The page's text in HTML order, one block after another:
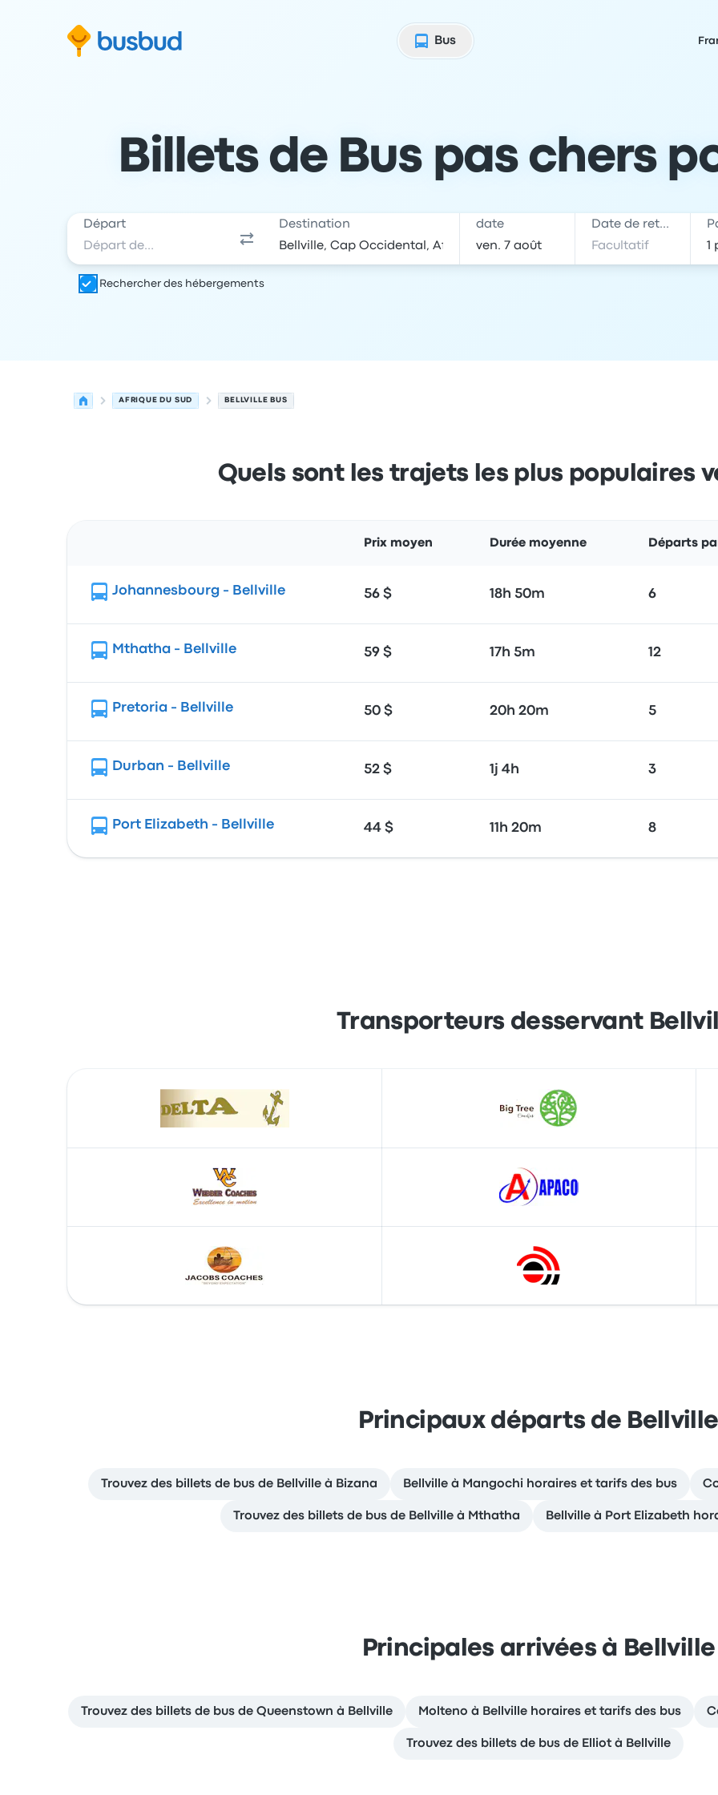
Bus
Billets de Bus pas chers
Départ Destination date Date de retour
Rechercher des hébergements
AFRIQUE DU SUD BELLVILLE BUS
Quels sont les trajets les plus populaires
Prix moyen Durée moyenne Départs
Johannesbourg - Bellville 56 $ 18h 50m 6
Mthatha - Bellville 59 $ 17h 5m 12
Pretoria - Bellville 50 $ 20h 20m 5
Durban - Bellville 52 $ 1j 4h 3
Port Elizabeth - Bellville 44 $ 11h 20m 8
Transporteurs desservant
Principaux départs de Bellville
Trouvez des billets de bus de Bellville à Bizana Bellville à Mangochi horaires et tarifs des bus
Trouvez des billets de bus de Bellville à Mthatha Bellville à Port Elizabeth
Principales arrivées à Bellville
Trouvez des billets de bus de Queenstown à Bellville Molteno à Bellville horaires et tarifs des bus
Trouvez des billets de bus de Elliot à Bellville